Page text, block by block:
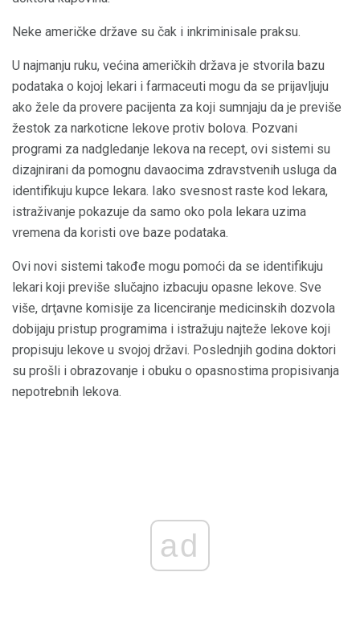
Neke američke države su čak i inkriminisale praksu.
U najmanju ruku, većina američkih država je stvorila bazu
podataka o kojoj lekari i farmaceuti mogu da se prijavljuju
ako žele da provere pacijenta za koji sumnjaju da je previše
žestok za narkoticne lekove protiv bolova. Pozvani
programi za nadgledanje lekova na recept, ovi sistemi su
dizajnirani da pomognu davaocima zdravstvenih usluga da
identifikuju kupce lekara. Iako svesnost raste kod lekara,
istraživanje pokazuje da samo oko pola lekara uzima
vremena da koristi ove baze podataka.
Ovi novi sistemi takođe mogu pomoći da se identifikuju
lekari koji previše slučajno izbacuju opasne lekove. Sve
više, drţavne komisije za licenciranje medicinskih dozvola
dobijaju pristup programima i istražuju najteže lekove koji
propisuju lekove u svojoj državi. Poslednjih godina doktori
su prošli i obrazovanje i obuku o opasnostima propisivanja
nepotrebnih lekova.
ad